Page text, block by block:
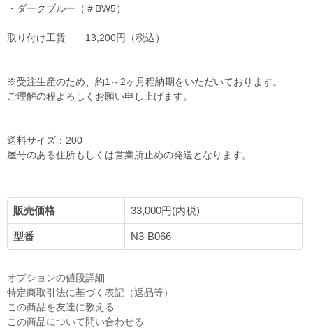
・ダークブルー（＃BW5）
取り付け工賃 13,200円（税込）
※受注生産のため、約1～2ヶ月程納期をいただいております。
ご理解の程よろしくお願い申し上げます。
送料サイズ：200
屋号のある住所もしくは営業所止めの発送となります。
販売価格 33,000円(内税)
型番 N3-B066
オプションの値段詳細
特定商取引法に基づく表記（返品等）
この商品を友達に教える
この商品について問い合わせる